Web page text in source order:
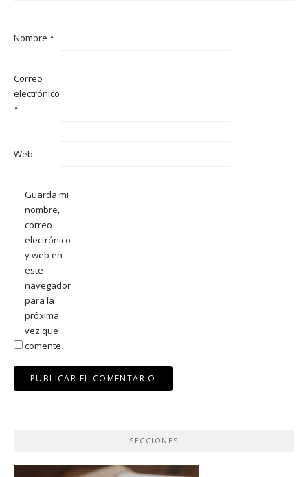
Nombre *
Correo
electrónico
*
Web
Guarda mi
nombre,
correo
electrónico
y web en
este
navegador
para la
próxima
vez que
comente.
SECCIONES